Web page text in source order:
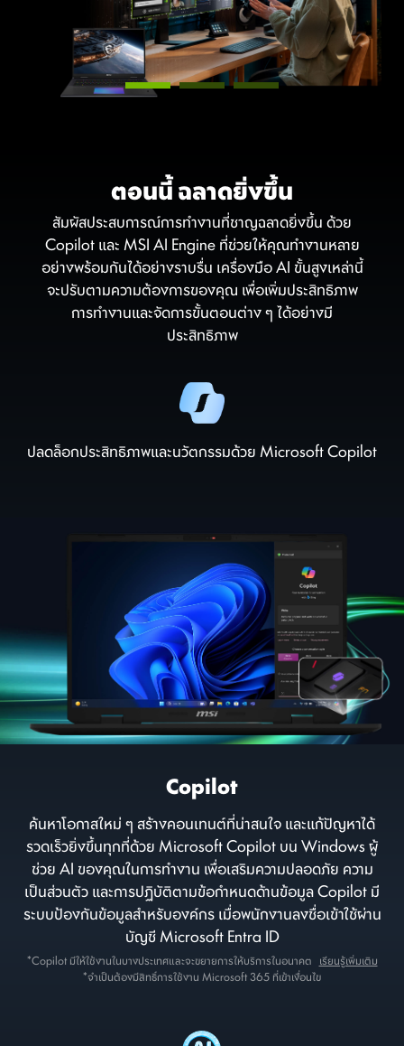
ตอนนี้ ฉลาดยิ่งขึ้น
สัมผัสประสบการณ์การทำงานที่ชาญฉลาดยิ่งขึ้น ด้วย
Copilot และ MSI AI Engine ที่ช่วยให้คุณทำงานหลาย
อย่างพร้อมกันได้อย่างราบรื่น เครื่องมือ AI ขั้นสูงเหล่านี้
จะปรับตามความต้องการของคุณ เพื่อเพิ่มประสิทธิภาพ
การทำงานและจัดการขั้นตอนต่าง ๆ ได้อย่างมี
ประสิทธิภาพ
ปลดล็อกประสิทธิภาพและนวัตกรรมด้วย Microsoft Copilot
Copilot
ค้นหาโอกาสใหม่ ๆ สร้างคอนเทนต์ที่น่าสนใจ และแก้ปัญหาได้
รวดเร็วยิ่งขึ้นทุกที่ด้วย Microsoft Copilot บน Windows ผู้
ช่วย AI ของคุณในการทำงาน เพื่อเสริมความปลอดภัย ความ
เป็นส่วนตัว และการปฏิบัติตามข้อกำหนดด้านข้อมูล Copilot มี
ระบบป้องกันข้อมูลสำหรับองค์กร เมื่อพนักงานลงชื่อเข้าใช้ผ่าน
บัญชี Microsoft Entra ID
*Copilot มีให้ใช้งานในบางประเทศและจะขยายการให้บริการในอนาคต เรียนรู้เพิ่มเติม
*จำเป็นต้องมีสิทธิ์การใช้งาน Microsoft 365 ที่เข้าเงื่อนไข